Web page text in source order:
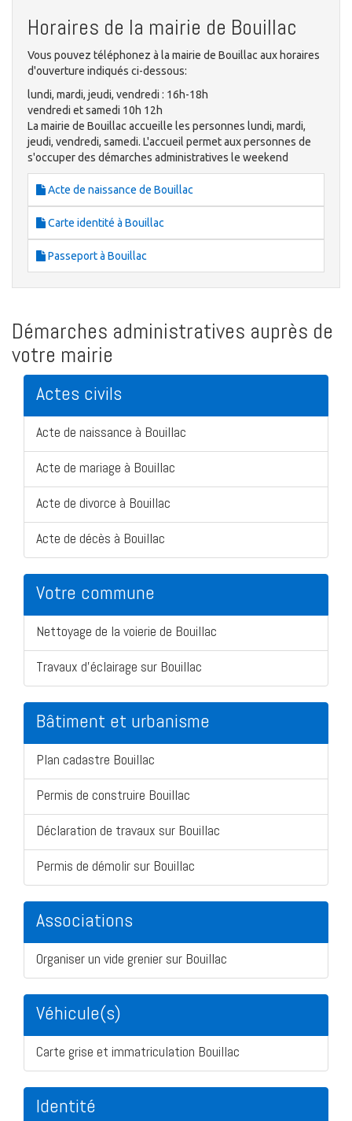
Horaires de la mairie de Bouillac
Vous pouvez téléphonez à la mairie de Bouillac aux horaires
d'ouverture indiqués ci-dessous:
lundi, mardi, jeudi, vendredi : 16h-18h
vendredi et samedi 10h 12h
La mairie de Bouillac accueille les personnes lundi, mardi,
jeudi, vendredi, samedi. L'accueil permet aux personnes de
s'occuper des démarches administratives le weekend
Acte de naissance de Bouillac
Carte identité à Bouillac
Passeport à Bouillac
Démarches administratives auprès de
votre mairie
Actes civils
Acte de naissance à Bouillac
Acte de mariage à Bouillac
Acte de divorce à Bouillac
Acte de décès à Bouillac
Votre commune
Nettoyage de la voierie de Bouillac
Travaux d'éclairage sur Bouillac
Bâtiment et urbanisme
Plan cadastre Bouillac
Permis de construire Bouillac
Déclaration de travaux sur Bouillac
Permis de démolir sur Bouillac
Associations
Organiser un vide grenier sur Bouillac
Véhicule(s)
Carte grise et immatriculation Bouillac
Identité